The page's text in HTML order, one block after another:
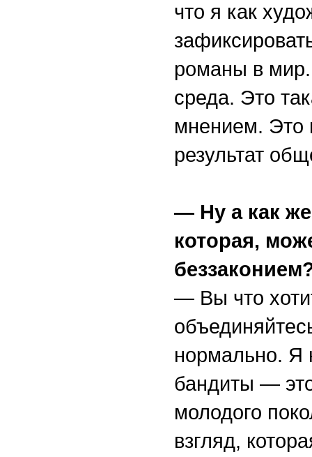
что я как
романы в мир.
среда. Это
мнением. Это
результат
— Ну а как
которая,
— Вы что
нормально. Я
бандиты —
молодого
взгляд,